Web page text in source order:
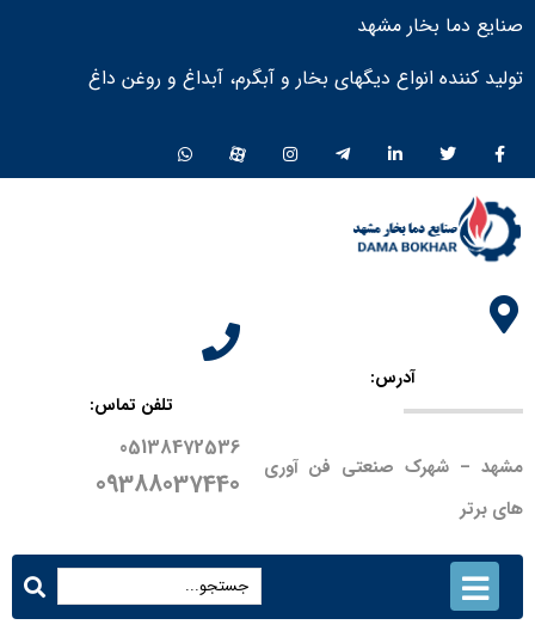
صنایع دما بخار مشهد
تولید کننده انواع دیگهای بخار و آبگرم، آبداغ و روغن داغ ​
آدرس:
مشهد – شهرک صنعتی فن آوری
های برتر
تلفن تماس:
05138472536
09388037440